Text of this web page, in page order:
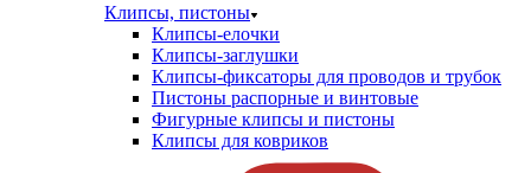
Клипсы, пистоны
Клипсы-елочки
Клипсы-заглушки
Клипсы-фиксаторы для проводов и трубок
Пистоны распорные и винтовые
Фигурные клипсы и пистоны
Клипсы для ковриков